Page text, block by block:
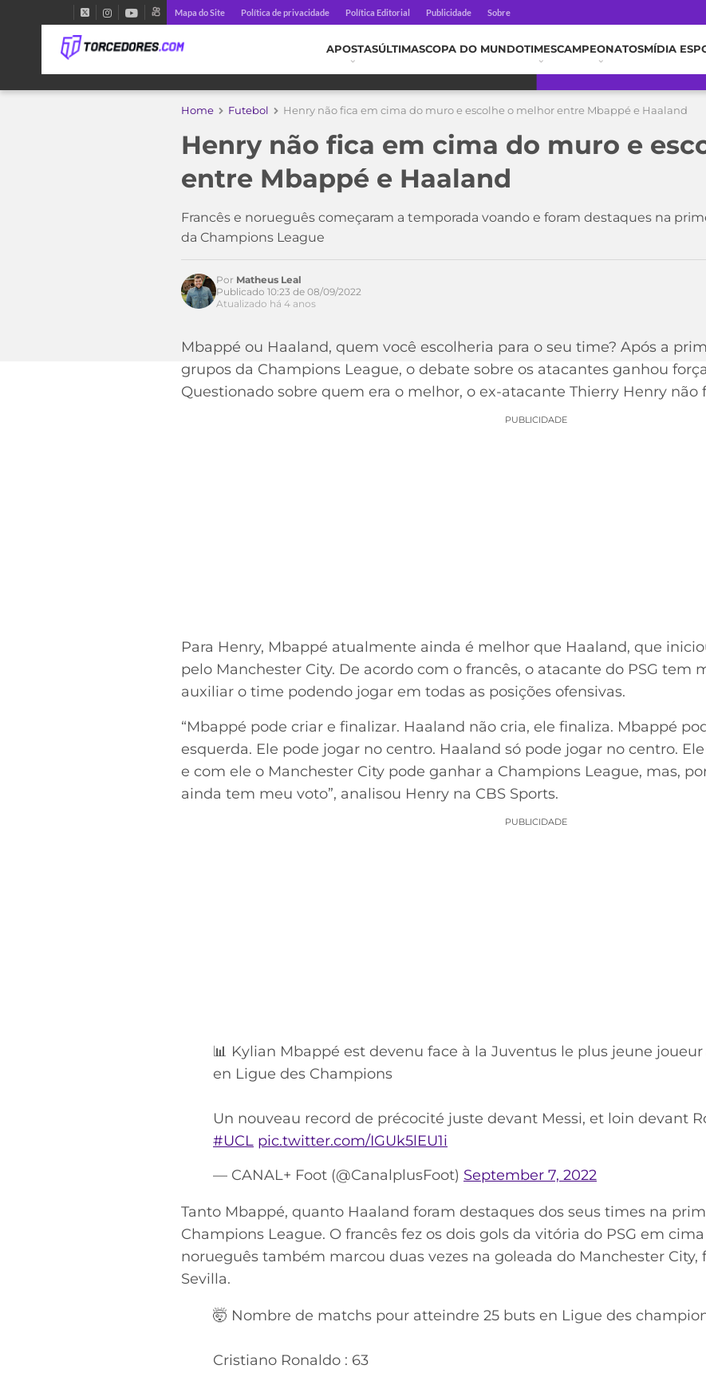
Mapa do Site Política de privacidade Política Editorial Publicidade Sobre
APOSTASÚLTIMASCOPA DO MUNDOTIMESCAMPEONATOSMÍDIA
Home Futebol Henry não fica em cima do muro e escolhe o melhor entre Mbappé e Haaland
Henry não fica em cima do muro e
entre Mbappé e Haaland
Francês e norueguês começaram a temporada voando e foram destaques na
da Champions League
Acesse o perfil do autor
Por Matheus Leal
Publicado 10:23 de 08/09/2022
Atualizado há 4 anos
Mbappé ou Haaland, quem você escolheria para o seu time? Após a
grupos da Champions League, o debate sobre os atacantes ganhou
Questionado sobre quem era o melhor, o ex-atacante Thierry Henry
PUBLICIDADE
Para Henry, Mbappé atualmente ainda é melhor que Haaland, que
pelo Manchester City. De acordo com o francês, o atacante do PSG tem
auxiliar o time podendo jogar em todas as posições ofensivas.
“Mbappé pode criar e finalizar. Haaland não cria, ele finaliza. Mbappé
esquerda. Ele pode jogar no centro. Haaland só pode jogar no centro.
e com ele o Manchester City pode ganhar a Champions League, mas,
ainda tem meu voto”, analisou Henry na CBS Sports.
PUBLICIDADE
📊 Kylian Mbappé est devenu face à la Juventus le plus jeune
en Ligue des Champions
Un nouveau record de précocité juste devant Messi, et loin devant
#UCL pic.twitter.com/IGUk5lEU1i
— CANAL+ Foot (@CanalplusFoot) September 7, 2022
Tanto Mbappé, quanto Haaland foram destaques dos seus times na
Champions League. O francês fez os dois gols da vitória do PSG em
norueguês também marcou duas vezes na goleada do Manchester City,
Sevilla.
🤯 Nombre de matchs pour atteindre 25 buts en Ligue des
Cristiano Ronaldo : 63